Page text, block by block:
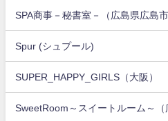
SPA商事－秘書室－（広島県広島市
Spur (シュプール)
SUPER_HAPPY_GIRLS（大阪）
SweetRoom～スイートルーム～（